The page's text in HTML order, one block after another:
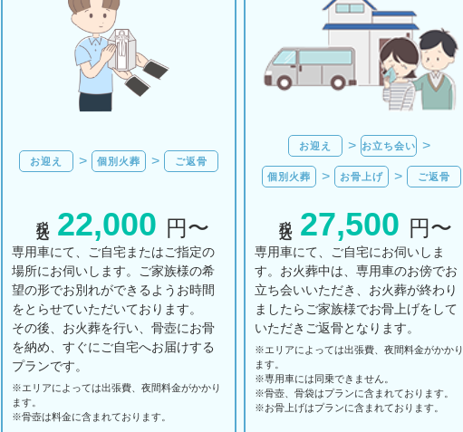
お迎え 個別火葬 ご返骨
22,000 円〜
専用車にて、ご自宅またはご指定の
場所にお伺いします。ご家族様の希
望の形でお別れができるようお時間
をとらせていただいております。
その後、お火葬を行い、骨壺にお骨
を納め、すぐにご自宅へお届けする
プランです。
※エリアに よっては出張費、夜間料金がかかり
ます。
※骨壺は料金に含まれております。
お迎え お立ち会い
個別火葬 お骨上げ ご返骨
27,500 円〜
専用車にて、ご自宅にお伺いしま
す。お火葬中は、専用車のお傍でお
立ち会いいただき、お火葬が終わり
ましたらご家族様でお骨上げをして
いただきご返骨となります。
※エリアに よっては出張費、夜間料金がかかり
ます。
※専用車には同乗できません。
※骨壺、骨袋はプランに含まれております。
※お骨上げはプランに含まれております。